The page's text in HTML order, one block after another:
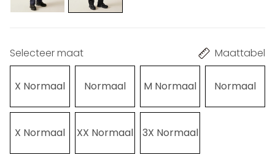
Selecteer maat Maattabel
X Normaal Normaal M Normaal Normaal
X Normaal XX Normaal 3X Normaal